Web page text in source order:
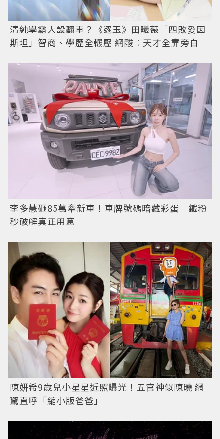
清純學霸人設翻車？《逐玉》田曦薇「四敗愛因
斯坦」智商、學歷全輾壓 網酸：天才全靠旁白
李多慧砸85萬牽新車！車牌號碼暗藏彩蛋 鐵粉
秒破解真正用意
陳妍希9歲兒小星星近照曝光！五官神似陳曉 網
驚直呼「縮小版爸爸」